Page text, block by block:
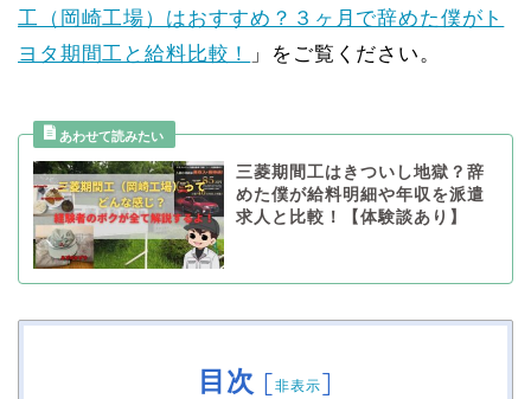
工（岡崎工場）はおすすめ？３ヶ月で辞めた僕がト
ヨタ期間工と給料比較！
」をご覧ください。
三菱期間工はきついし地獄？辞
めた僕が給料明細や年収を派遣
求人と比較！【体験談あり】
目次 [非表示]